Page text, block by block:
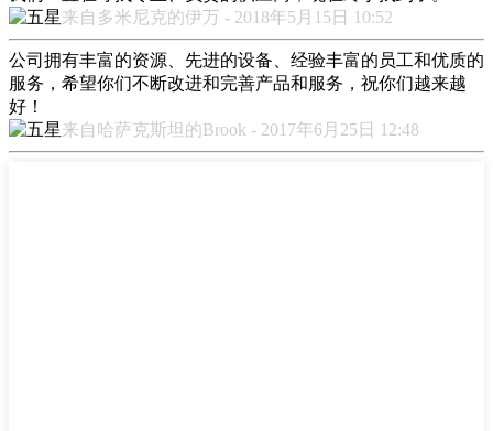
来自多米尼克的伊万 - 2018年5月15日 10:52
公司拥有丰富的资源、先进的设备、经验丰富的员工和优质的
服务，希望你们不断改进和完善产品和服务，祝你们越来越
好！
来自哈萨克斯坦的Brook - 2017年6月25日 12:48